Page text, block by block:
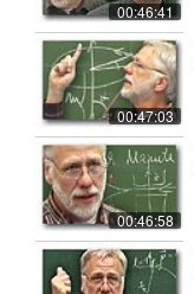
00:46:41
00:47:03
00:46:58